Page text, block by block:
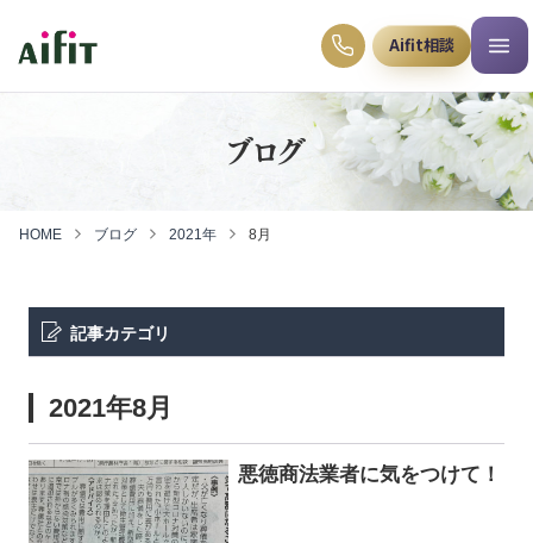
Aifit相談
ブログ
HOME ブログ 2021年 8月
記事カテゴリ
2021年8月
悪徳商法業者に気をつけて！